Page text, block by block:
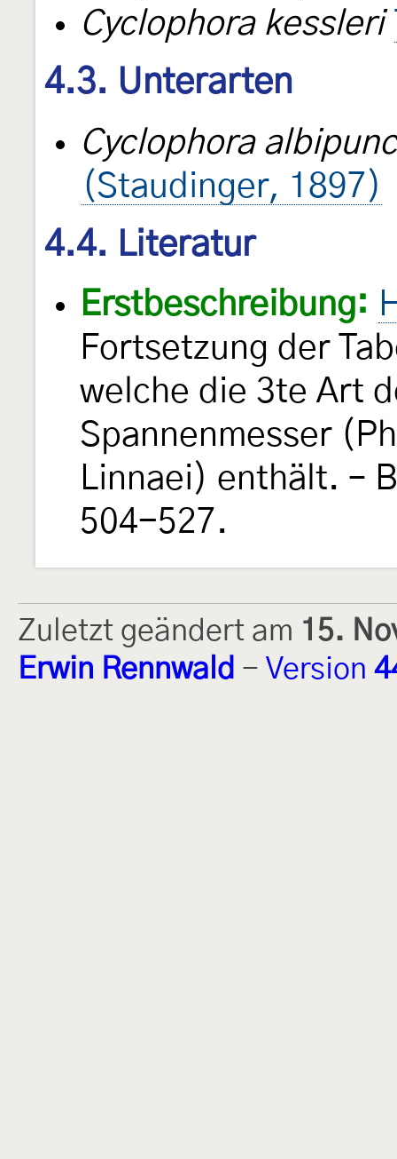
Cyclophora kessleri
4.3. Unterarten
Cyclophora
(Staudinger, 1897)
4.4. Literatur
Erstbeschreibung:
Fortsetzung der
welche die 3te Art
Spannenmesser
Linnaei) enthält. –
504-527.
Zuletzt geändert am 15.
Erwin Rennwald - Version